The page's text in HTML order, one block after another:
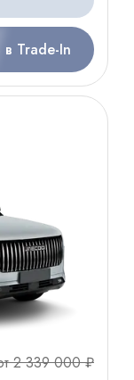
в Trade-In
2 339 000 ₽